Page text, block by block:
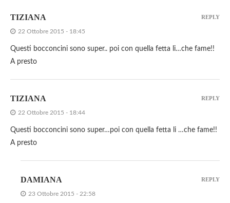
TIZIANA
22 Ottobre 2015 - 18:45
Questi bocconcini sono super.. poi con quella fetta li…che fame!!
A presto
REPLY
TIZIANA
22 Ottobre 2015 - 18:44
Questi bocconcini sono super…poi con quella fetta li …che fame!!
A presto
REPLY
DAMIANA
23 Ottobre 2015 - 22:58
REPLY